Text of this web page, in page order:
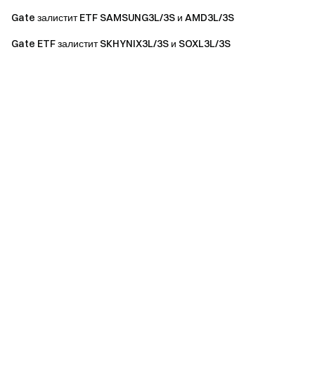
Присоединяйтесь к нашему сообществу Telegram
Gate залистит ETF SAMSUNG3L/3S и AMD3L/3S
Gate ETF залистит SKHYNIX3L/3S и SOXL3L/3S